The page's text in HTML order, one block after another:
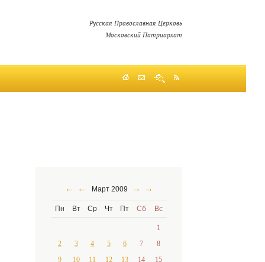
Русская Православная Церковь
Московский Патриархат
← ← Март 2009 → →
Пн Вт Ср Чт Пт Сб Вс
1
2
3 4 5 6 7
8
9
10 11 12 13 14
15